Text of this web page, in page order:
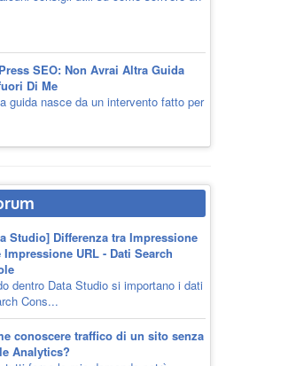
SEO: Non Avrai Altra Guida
Di Me
guida nasce da un intervento fatto per
Studio] Differenza tra Impressione
Impressione URL - Dati Search
dentro Data Studio si importano i dati
Cons...
conoscere traffico di un sito senza
Analytics?